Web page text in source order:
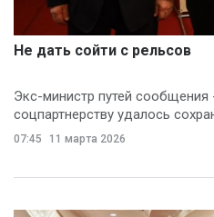
Не дать сойти с рельсов
Экс-министр путей сообщения
соцпартнерству удалось
07:45 11 марта 2026